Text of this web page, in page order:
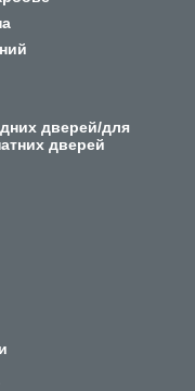
дверей/для
дверей